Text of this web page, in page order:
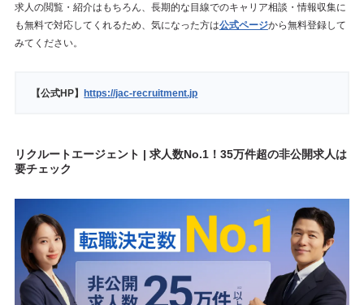
求人の閲覧・紹介はもちろん、長期的な目線でのキャリア相談・情報収集に
も無料で対応してくれるため、気になった方は公式ページから無料登録して
みてください。
【公式HP】 https://jac-recruitment.jp
リクルートエージェント | 求人数No.1！35万件超の非公開求人は
要チェック